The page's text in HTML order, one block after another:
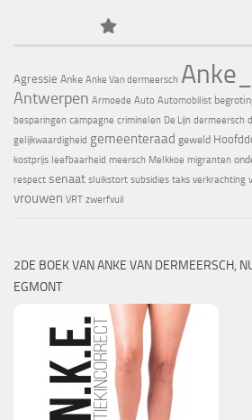
Agressie Anke Anke Van dermeersch
Antwerpen Armoede Auto Automobilist
besparingen campagne criminelen De Lijn dermeersch
gelijkwaardigheid gemeenteraad geweld
kostprijs leefbaarheid meersch Melkkoe migranten
respect senaat sluikstort subsidies taks verkrachting
vrouwen VRT zwerfvuil
2DE BOEK VAN ANKE VAN DERMEERSCH,
EGMONT